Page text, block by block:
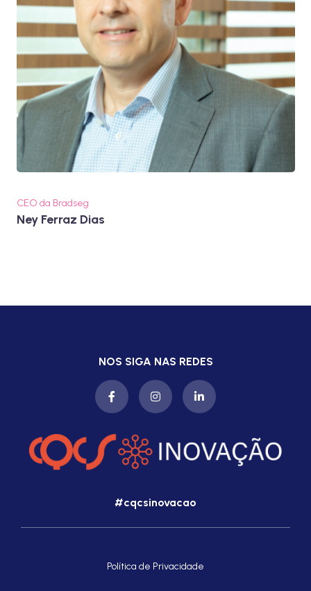
CEO da Bradseg
Ney Ferraz Dias
NOS SIGA NAS REDES
#cqcsinovacao
Política de Privacidade